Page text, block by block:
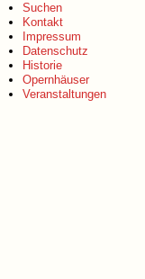
Suchen
Kontakt
Impressum
Datenschutz
Historie
Opernhäuser
Veranstaltungen